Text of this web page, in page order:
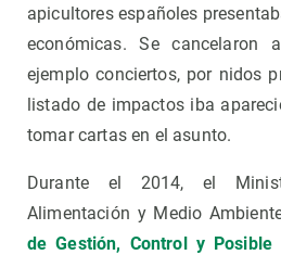
apicultores españoles
económicas. Se cancelaron
ejemplo conciertos, por nidos
listado de impactos iba
tomar cartas en el asunto.
Durante el 2014, el
Alimentación y Medio
de Gestión, Control y